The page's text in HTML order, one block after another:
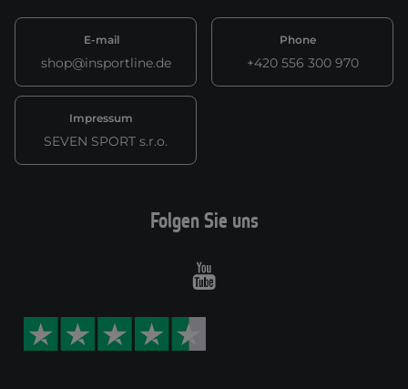
E-mail
shop@insportline.de
Phone
+420 556 300 970
Impressum
SEVEN SPORT s.r.o.
Folgen Sie uns
Youtube